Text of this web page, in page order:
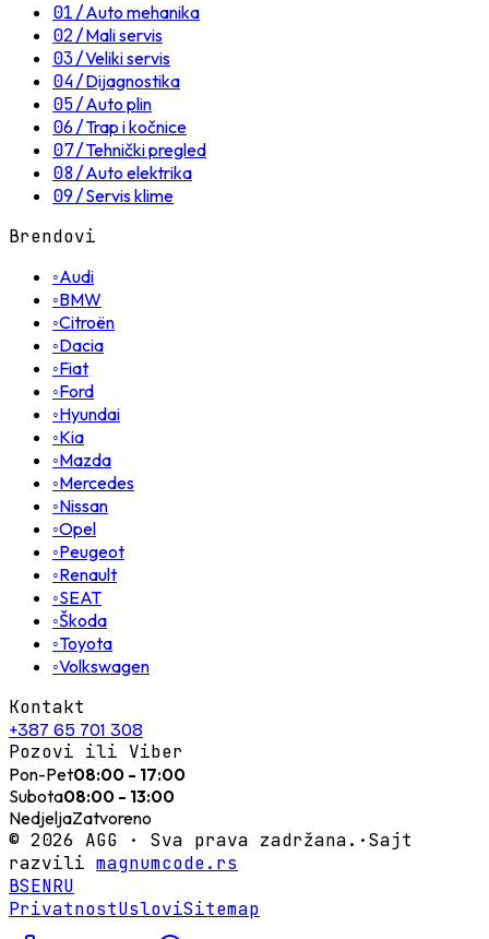
01/Auto mehanika
02/Mali servis
03/Veliki servis
04/Dijagnostika
05/Auto plin
06/Trap i kočnice
07/Tehnički pregled
08/Auto elektrika
09/Servis klime
Brendovi
◦Audi
◦BMW
◦Citroën
◦Dacia
◦Fiat
◦Ford
◦Hyundai
◦Kia
◦Mazda
◦Mercedes
◦Nissan
◦Opel
◦Peugeot
◦Renault
◦SEAT
◦Škoda
◦Toyota
◦Volkswagen
Kontakt
+387 65 701 308
Pozovi ili Viber
Pon-Pet08:00 - 17:00
Subota08:00 - 13:00
NedjeljaZatvoreno
© 2026 AGG · Sva prava zadržana. ·Sajt
razvili magnumcode.rs
BSENRU
PrivatnostUsloviSitemap